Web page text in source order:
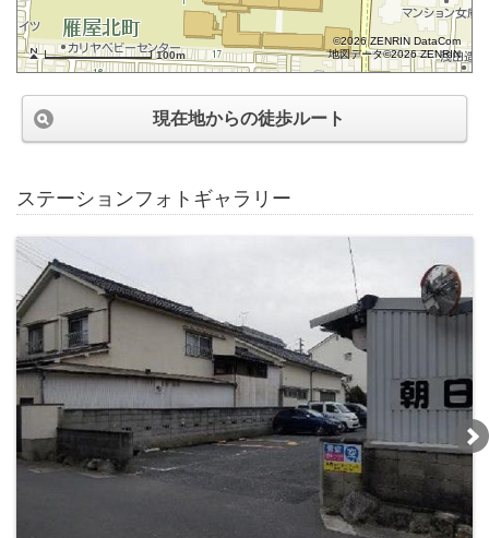
100m
©2026 ZENRIN DataCom
地図データ©2026 ZENRIN
現在地からの徒歩ルート
ステーションフォトギャラリー